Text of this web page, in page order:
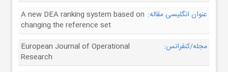
عنوان انگلیسی مقاله: A new DEA ranking system based on
changing the reference set
مجله/کنفرانس:
European Journal of Operational
Research